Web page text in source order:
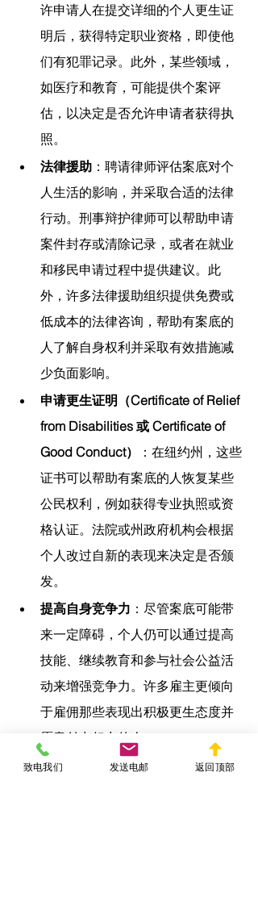
许申请人在提交详细的个人更生证
明后，获得特定职业资格，即使他
们有犯罪记录。此外，某些领域，
如医疗和教育，可能提供个案评
估，以决定是否允许申请者获得执
照。
法律援助 ：聘请律师评估案底对个
人生活的影响，并采取合适的法律
行动。刑事辩护律师可以帮助申请
案件封存或清除记录，或者在就业
和移民申请过程中提供建议。此
外，许多法律援助组织提供免费或
低成本的法律咨询，帮助有案底的
人了解自身权利并采取有效措施减
少负面影响。
申请更生证明（Certificate of Relief
from Disabilities 或 Certificate of
Good Conduct）
：在纽约州，这些
证书可以帮助有案底的人恢复某些
公民权利，例如获得专业执照或资
格认证。法院或州政府机构会根据
个人改过自新的表现来决定是否颁
发。
提高自身竞争力 ：尽管案底可能带
来一定障碍，个人仍可以通过提高
技能、继续教育和参与社会公益活
动来增强竞争力。许多雇主更倾向
于雇佣那些表现出积极更生态度并
愿意付出努力的人。
结论 - 美国有案底有什么影响？
致电我们 发送电邮 返回顶部